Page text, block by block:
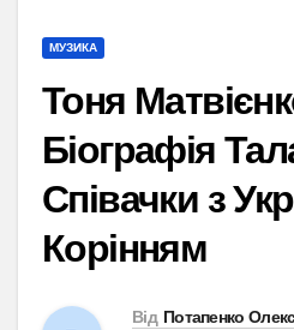
МУЗИКА
Тоня
Біографія
Співачки з
Корінням
Від Потапенко